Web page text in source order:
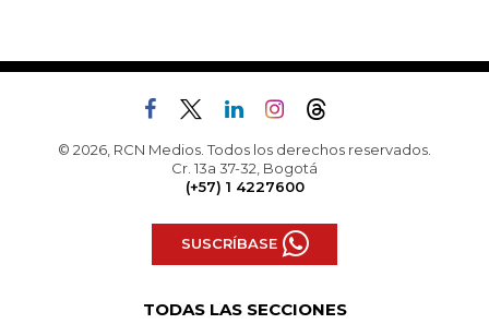
© 2026, RCN Medios. Todos los derechos reservados.
Cr. 13a 37-32, Bogotá
(+57) 1 4227600
SUSCRÍBASE
TODAS LAS SECCIONES